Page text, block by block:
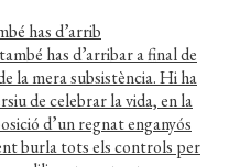
has d’arrib